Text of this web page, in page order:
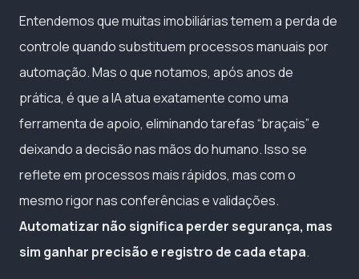
Entendemos que muitas imobiliárias temem a perda de
controle quando substituem processos manuais por
automação. Mas o que notamos, após anos de
prática, é que a IA atua exatamente como uma
ferramenta de apoio, eliminando tarefas “braçais” e
deixando a decisão nas mãos do humano. Isso se
reflete em processos mais rápidos, mas com o
mesmo rigor nas conferências e validações.
Automatizar não significa perder segurança, mas
sim ganhar precisão e registro de cada etapa.